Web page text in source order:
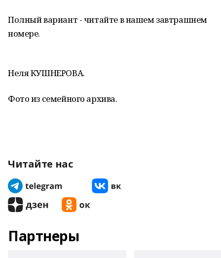
Полный вариант - читайте в нашем завтрашнем
номере.
Неля КУШНЕРОВА.
Фото из семейного архива.
Читайте нас
Партнеры